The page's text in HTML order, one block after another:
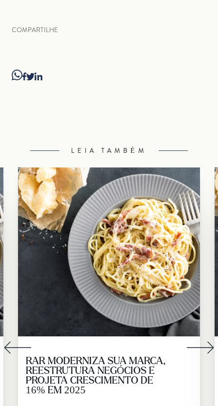
COMPARTILHE
LEIA TAMBÉM
RAR MODERNIZA SUA MARCA,
REESTRUTURA NEGÓCIOS E
PROJETA CRESCIMENTO DE
16% EM 2025